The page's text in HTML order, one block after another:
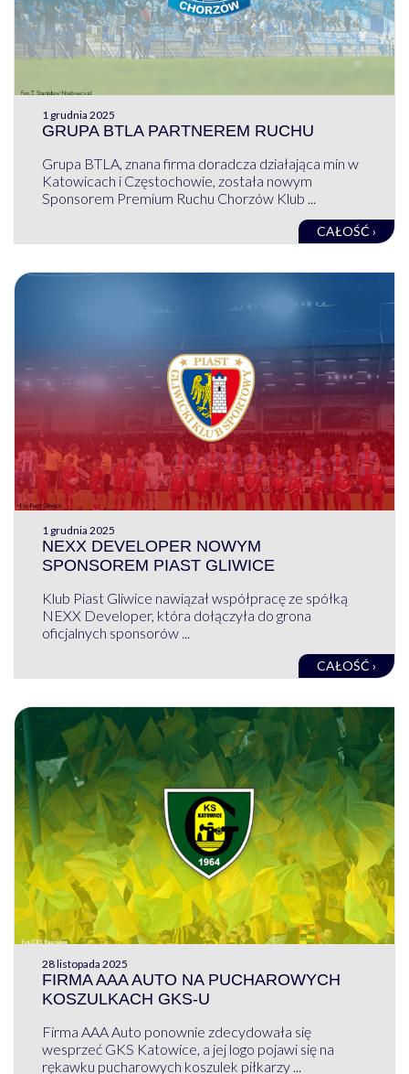
1 grudnia 2025
GRUPA BTLA PARTNEREM RUCHU
Grupa BTLA, znana firma doradcza działająca min w
Katowicach i Częstochowie, została nowym
Sponsorem Premium Ruchu Chorzów Klub ...
CAŁOŚĆ ›
1 grudnia 2025
NEXX DEVELOPER NOWYM
SPONSOREM PIAST GLIWICE
Klub Piast Gliwice nawiązał współpracę ze spółką
NEXX Developer, która dołączyła do grona
oficjalnych sponsorów ...
CAŁOŚĆ ›
28 listopada 2025
FIRMA AAA AUTO NA PUCHAROWYCH
KOSZULKACH GKS-U
Firma AAA Auto ponownie zdecydowała się
wesprzeć GKS Katowice, a jej logo pojawi się na
rękawku pucharowych koszulek piłkarzy ...